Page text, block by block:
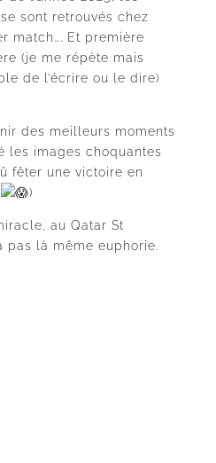
sont retrouvés chez
match…. Et première
(je me répète mais
de l’écrire ou le dire)
des meilleurs moments
les images choquantes
fêter une victoire en
)
au Qatar St
pas là même euphorie.